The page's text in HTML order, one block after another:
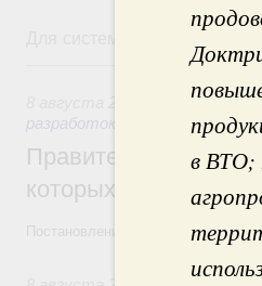
в ВТО;
Для системного поиска
разработок
Правительство
которых
Постановление от 5 августа 2026